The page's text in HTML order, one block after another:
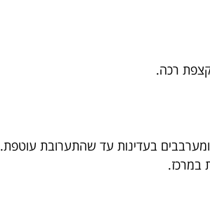
רכה.
בעדינות עד שהתערובת עוטפת.